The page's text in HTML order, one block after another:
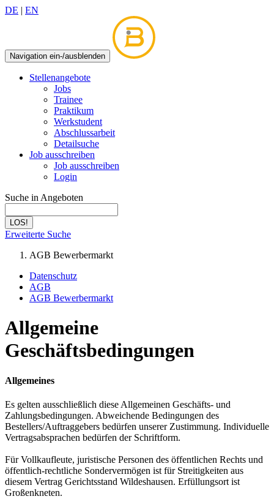
DE | EN
Navigation ein-/ausblenden
Stellenangebote
Jobs
Trainee
Praktikum
Werkstudent
Abschlussarbeit
Detailsuche
Job ausschreiben
Job ausschreiben
Login
Suche in Angeboten
LOS!
Erweiterte Suche
AGB Bewerbermarkt
Datenschutz
AGB
AGB Bewerbermarkt
Allgemeine
Geschäftsbedingungen
Allgemeines
Es gelten ausschließlich diese Allgemeinen Geschäfts- und
Zahlungsbedingungen. Abweichende Bedingungen des
Bestellers/Auftraggebers bedürfen unserer Zustimmung. Individuelle
Vertragsabsprachen bedürfen der Schriftform.
Für Vollkaufleute, juristische Personen des öffentlichen Rechts und
öffentlich-rechtliche Sondervermögen ist für Streitigkeiten aus
diesem Vertrag Gerichtsstand Wildeshausen. Erfüllungsort ist
Großenkneten.